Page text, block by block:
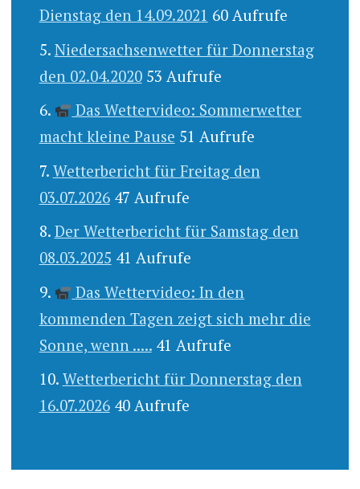
Dienstag den 14.09.2021 60 Aufrufe
Niedersachsenwetter für Donnerstag
den 02.04.2020 53 Aufrufe
Das Wettervideo: Sommerwetter
macht kleine Pause 51 Aufrufe
Wetterbericht für Freitag den
03.07.2026 47 Aufrufe
Der Wetterbericht für Samstag den
08.03.2025 41 Aufrufe
Das Wettervideo: In den
kommenden Tagen zeigt sich mehr die
Sonne, wenn ..... 41 Aufrufe
Wetterbericht für Donnerstag den
16.07.2026 40 Aufrufe